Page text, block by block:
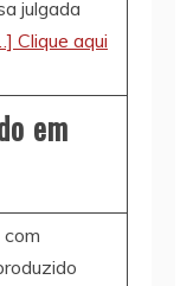
julgada
Clique aqui
em